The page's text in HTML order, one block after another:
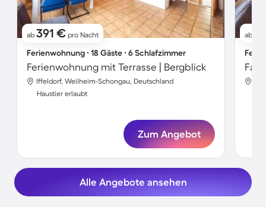
ab 391 € pro Nacht
Ferienwohnung ∙ 18 Gäste ∙ 6 Schlafzimmer
Ferienwohnung mit Terrasse | Bergblick
Iffeldorf, Weilheim-Schongau, Deutschland
Haustier erlaubt
Zum Angebot
ab
Alle Angebote ansehen